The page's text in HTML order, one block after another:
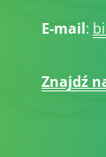
E-mail:
Znajdź